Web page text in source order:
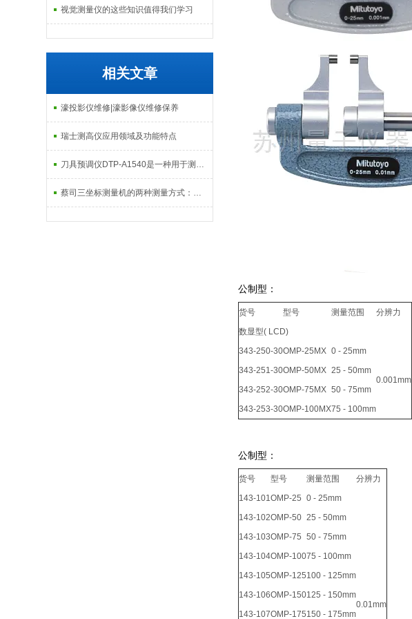
视觉测量仪的这些知识值得我们学习
相关文章
濠投影仪维修|濠影像仪维修保养
瑞士测高仪应用领域及功能特点
刀具预调仪DTP-A1540是一种用于测量和调整刀具的设备
蔡司三坐标测量机的两种测量方式：接触式和非接触式
公制型：
货号 型号 测量范围
分辨力
数显型( LCD)
343-250-30OMP-25MX 0 - 25mm
0.001mm
343-251-30OMP-50MX 25 - 50mm
343-252-30OMP-75MX 50 - 75mm
343-253-30OMP-100MX75 - 100mm
公制型：
货号 型号 测量范围
分辨力
143-101OMP-25 0 - 25mm
0.01mm
143-102OMP-50 25 - 50mm
143-103OMP-75
50 - 75mm
143-104OMP-10075 - 100mm
143-105OMP-125100 - 125mm
143-106OMP-150125 - 150mm
143-107OMP-175150 - 175mm